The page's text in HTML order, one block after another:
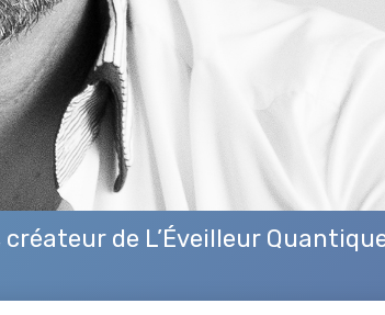
créateur de L’Éveilleur